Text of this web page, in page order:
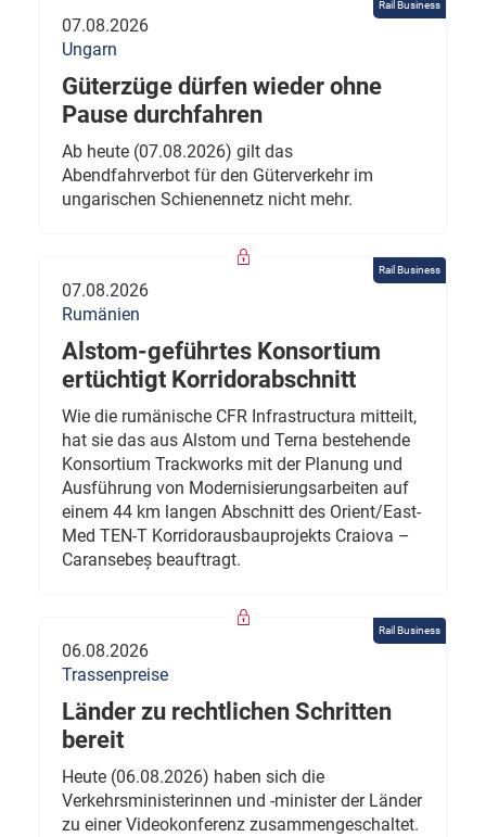
Rail Business
07.08.2026
Ungarn
Güterzüge dürfen wieder ohne
Pause durchfahren
Ab heute (07.08.2026) gilt das
Abendfahrverbot für den Güterverkehr im
ungarischen Schienennetz nicht mehr.
Rail Business
07.08.2026
Rumänien
Alstom-geführtes Konsortium
ertüchtigt Korridorabschnitt
Wie die rumänische CFR Infrastructura mitteilt,
hat sie das aus Alstom und Terna bestehende
Konsortium Trackworks mit der Planung und
Ausführung von Modernisierungsarbeiten auf
einem 44 km langen Abschnitt des Orient/East-
Med TEN-T Korridorausbauprojekts Craiova –
Caransebeș beauftragt.
Rail Business
06.08.2026
Trassenpreise
Länder zu rechtlichen Schritten
bereit
Heute (06.08.2026) haben sich die
Verkehrsministerinnen und -minister der Länder
zu einer Videokonferenz zusammengeschaltet.